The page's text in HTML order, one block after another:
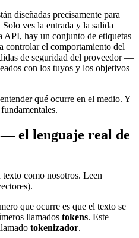
diseñadas precisamente para
ves la entrada y la salida
API, hay un conjunto de etiquetas
controlar el comportamiento del
de seguridad del proveedor —
con los tuyos y los objetivos
qué ocurre en el medio. Y
el lenguaje real de
como nosotros. Leen
que ocurre es que el texto se
llamados tokens. Este
tokenizador.